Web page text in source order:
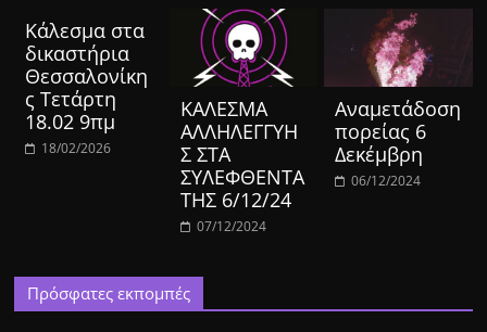
Κάλεσμα στα
δικαστήρια
Θεσσαλονίκη
ς Τετάρτη
18.02 9πμ
18/02/2026
ΚΑΛΕΣΜΑ
ΑΛΛΗΛΕΓΓΥΗ
Σ ΣΤΑ
ΣΥΛΕΦΘΕΝΤΑ
ΤΗΣ 6/12/24
07/12/2024
Aναμετάδοση
πορείας 6
Δεκέμβρη
06/12/2024
Πρόσφατες εκπομπές